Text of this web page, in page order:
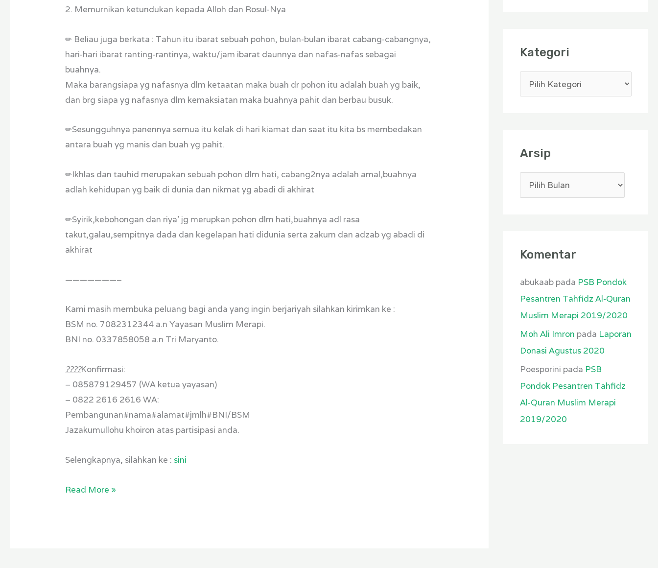
2. Memurnikan ketundukan kepada Alloh dan Rosul-Nya
✏ Beliau juga berkata : Tahun itu ibarat sebuah pohon, bulan-bulan ibarat cabang-cabangnya,
hari-hari ibarat ranting-rantinya, waktu/jam ibarat daunnya dan nafas-nafas sebagai
buahnya.
Maka barangsiapa yg nafasnya dlm ketaatan maka buah dr pohon itu adalah buah yg baik,
dan brg siapa yg nafasnya dlm kemaksiatan maka buahnya pahit dan berbau busuk.
✏Sesungguhnya panennya semua itu kelak di hari kiamat dan saat itu kita bs membedakan
antara buah yg manis dan buah yg pahit.
✏Ikhlas dan tauhid merupakan sebuah pohon dlm hati, cabang2nya adalah amal,buahnya
adlah kehidupan yg baik di dunia dan nikmat yg abadi di akhirat
✏Syirik,kebohongan dan riya’ jg merupkan pohon dlm hati,buahnya adl rasa
takut,galau,sempitnya dada dan kegelapan hati didunia serta zakum dan adzab yg abadi di
akhirat
———————–
Kami masih membuka peluang bagi anda yang ingin berjariyah silahkan kirimkan ke :
BSM no. 7082312344 a.n Yayasan Muslim Merapi.
BNI no. 0337858058 a.n Tri Maryanto.
????Konfirmasi:
– 085879129457 (WA ketua yayasan)
– 0822 2616 2616 WA:
Pembangunan#nama#alamat#jmlh#BNI/BSM
Jazakumullohu khoiron atas partisipasi anda.
Selengkapnya, silahkan ke : sini
Read More »
Kategori
Arsip
Komentar
abukaab pada PSB Pondok
Pesantren Tahfidz Al-Quran
Muslim Merapi 2019/2020
Moh Ali Imron pada Laporan
Donasi Agustus 2020
Poesporini pada PSB
Pondok Pesantren Tahfidz
Al-Quran Muslim Merapi
2019/2020